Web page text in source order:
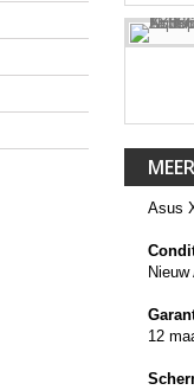
Asus
12